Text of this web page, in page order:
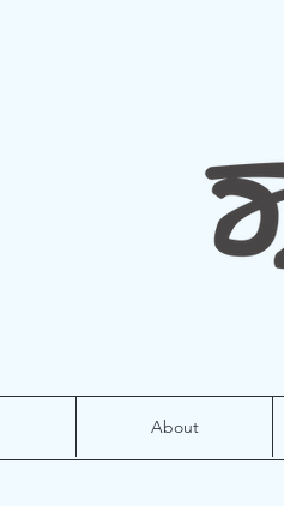
About